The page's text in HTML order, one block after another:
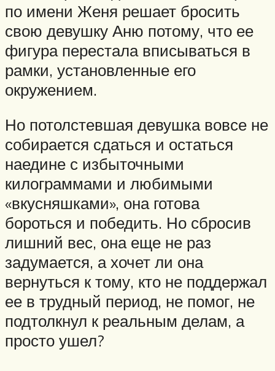
по имени Женя решает бросить
свою девушку Аню потому, что ее
фигура перестала вписываться в
рамки, установленные его
окружением.
Но потолстевшая девушка вовсе не
собирается сдаться и остаться
наедине с избыточными
килограммами и любимыми
«вкусняшками», она готова
бороться и победить. Но сбросив
лишний вес, она еще не раз
задумается, а хочет ли она
вернуться к тому, кто не поддержал
ее в трудный период, не помог, не
подтолкнул к реальным делам, а
просто ушел?